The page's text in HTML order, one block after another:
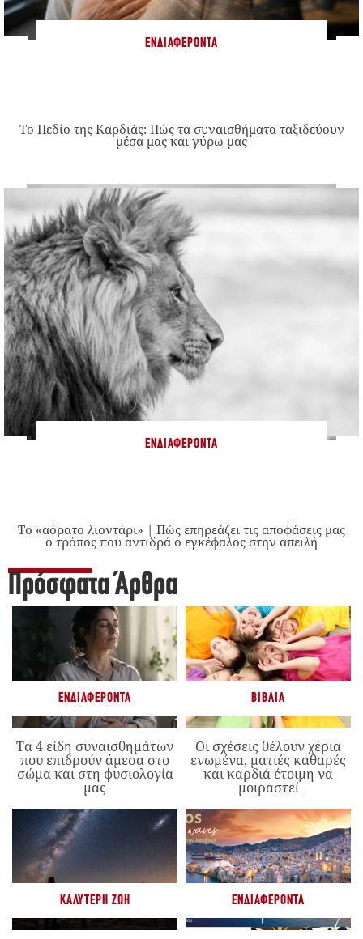
ΕΝΔΙΑΦΈΡΟΝΤΑ
Το Πεδίο της Καρδιάς: Πώς τα συναισθήματα ταξιδεύουν
μέσα μας και γύρω μας
ΕΝΔΙΑΦΈΡΟΝΤΑ
Το «αόρατο λιοντάρι» | Πώς επηρεάζει τις αποφάσεις μας
ο τρόπος που αντιδρά ο εγκέφαλος στην απειλή
Πρόσφατα Άρθρα
ΕΝΔΙΑΦΈΡΟΝΤΑ
Τα 4 είδη συναισθημάτων
που επιδρούν άμεσα στο
σώμα και στη φυσιολογία
μας
ΒΙΒΛΊΑ
Οι σχέσεις θέλουν χέρια
ενωμένα, ματιές καθαρές
και καρδιά έτοιμη να
μοιραστεί
ΚΑΛΎΤΕΡΗ ΖΩΉ ΕΝΔΙΑΦΈΡΟΝΤΑ